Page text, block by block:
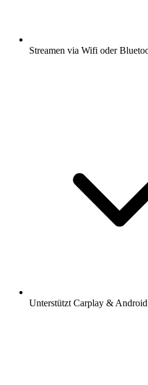
Streamen via Wifi oder
Unterstützt Carplay &